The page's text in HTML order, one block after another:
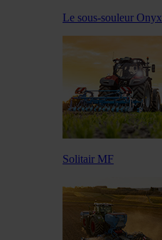
Le sous-souleur Onyx
Solitair MF